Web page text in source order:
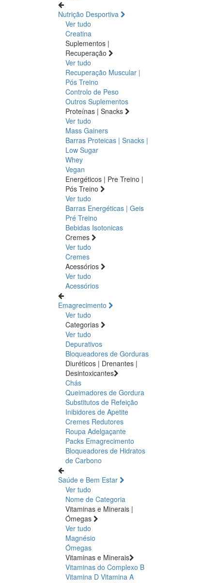
Nutrição Desportiva
Ver tudo
Creatina
Suplementos |
Recuperação
Ver tudo
Recuperação Muscular |
Pós Treino
Controlo de Peso
Outros Suplementos
Proteínas | Snacks
Ver tudo
Mass Gainers
Barras Proteicas | Snacks |
Low Sugar
Whey
Vegan
Energéticos | Pre Treino |
Pós Treino
Ver tudo
Barras Energéticas | Geis
Pré Treino
Bebidas Isotonicas
Cremes
Ver tudo
Cremes
Acessórios
Ver tudo
Acessórios
Emagrecimento
Ver tudo
Categorias
Ver tudo
Depurativos
Bloqueadores de Gorduras
Diuréticos | Drenantes |
Desintoxicantes
Chás
Queimadores de Gordura
Substitutos de Refeição
Inibidores de Apetite
Cremes Redutores
Roupa Adelgaçante
Packs Emagrecimento
Bloqueadores de Hidratos
de Carbono
Saúde e Bem Estar
Ver tudo
Nome de Categoria
Vitaminas e Minerais |
Ómegas
Ver tudo
Magnésio
Ómegas
Vitaminas e Minerais
Vitaminas do Complexo B
Vitamina D Vitamina A